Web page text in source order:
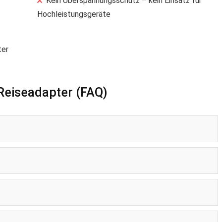
Hochleistungsgeräte
(FAQ)